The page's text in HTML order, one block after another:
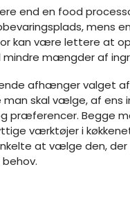
end en food
mens
kan være lettere at
mindre mængder af
afhænger valget
man skal vælge, af ens
præferencer. Begge
værktøjer i
at vælge den,